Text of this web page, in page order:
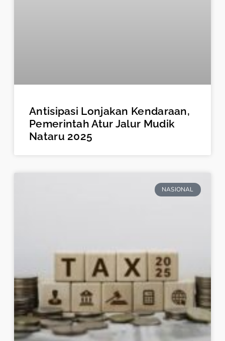
Antisipasi Lonjakan Kendaraan,
Pemerintah Atur Jalur Mudik
Nataru 2025
NASIONAL